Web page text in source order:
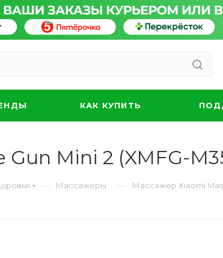
КАК КУПИТЬ
Mini 2 (XMFG-
— Массажеры — Массажер Xiaomi